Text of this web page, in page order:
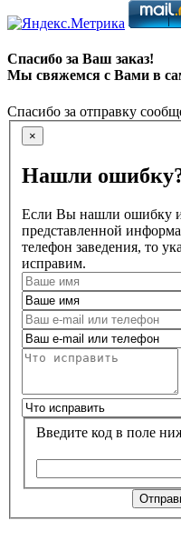
Спасибо за Ваш заказ!
Мы свяжемся с Вами в
Спасибо за отправку
×
Нашли
Если Вы нашли ошибку
представленной
телефон заведения, то
исправим.
Введите код в поле